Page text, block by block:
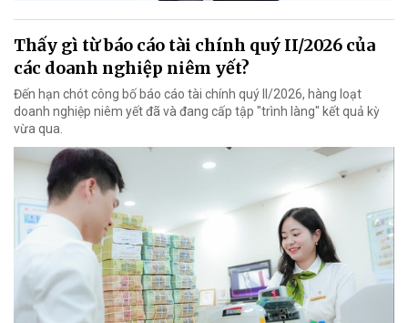
Thấy gì từ báo cáo tài chính quý II/2026 của
các doanh nghiệp niêm yết?
Đến hạn chót công bố báo cáo tài chính quý II/2026, hàng loạt
doanh nghiệp niêm yết đã và đang cấp tập "trình làng" kết quả kỳ
vừa qua.